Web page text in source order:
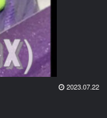
2023.07.22